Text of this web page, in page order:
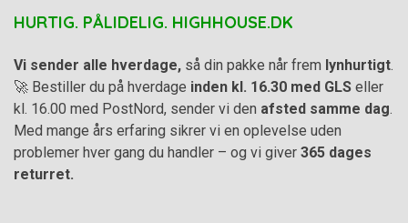
HURTIG. PÅLIDELIG. HIGHHOUSE.DK
Vi sender alle hverdage, så din pakke når frem lynhurtigt
🚀 Bestiller du på hverdage inden kl. 16.30 med GLS eller
kl. 16.00 med PostNord, sender vi den afsted samme dag
Med mange års erfaring sikrer vi en oplevelse uden
problemer hver gang du handler – og vi giver 365 dages
returret.